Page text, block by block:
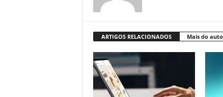
ARTIGOS RELACIONADOS Mais do